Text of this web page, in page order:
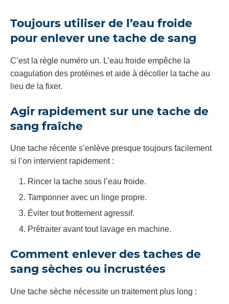
Toujours utiliser de l’eau froide
pour enlever une tache de sang
C’est la règle numéro un. L’eau froide empêche la
coagulation des protéines et aide à décoller la tache au
lieu de la fixer.
Agir rapidement sur une tache de
sang fraîche
Une tache récente s’enlève presque toujours facilement
si l’on intervient rapidement :
Rincer la tache sous l’eau froide.
Tamponner avec un linge propre.
Éviter tout frottement agressif.
Prétraiter avant tout lavage en machine.
Comment enlever des taches de
sang sèches ou incrustées
Une tache sèche nécessite un traitement plus long :